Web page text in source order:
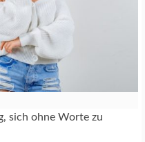
sich ohne Worte zu